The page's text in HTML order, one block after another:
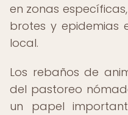
en zonas
brotes y epidemias
local.
Los rebaños de
del pastoreo
un papel